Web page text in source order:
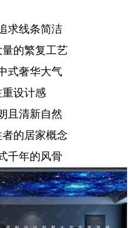
求线条简洁
的繁复工艺
式奢华大气
设计感
且清新自然
的居家概念
千年的风骨